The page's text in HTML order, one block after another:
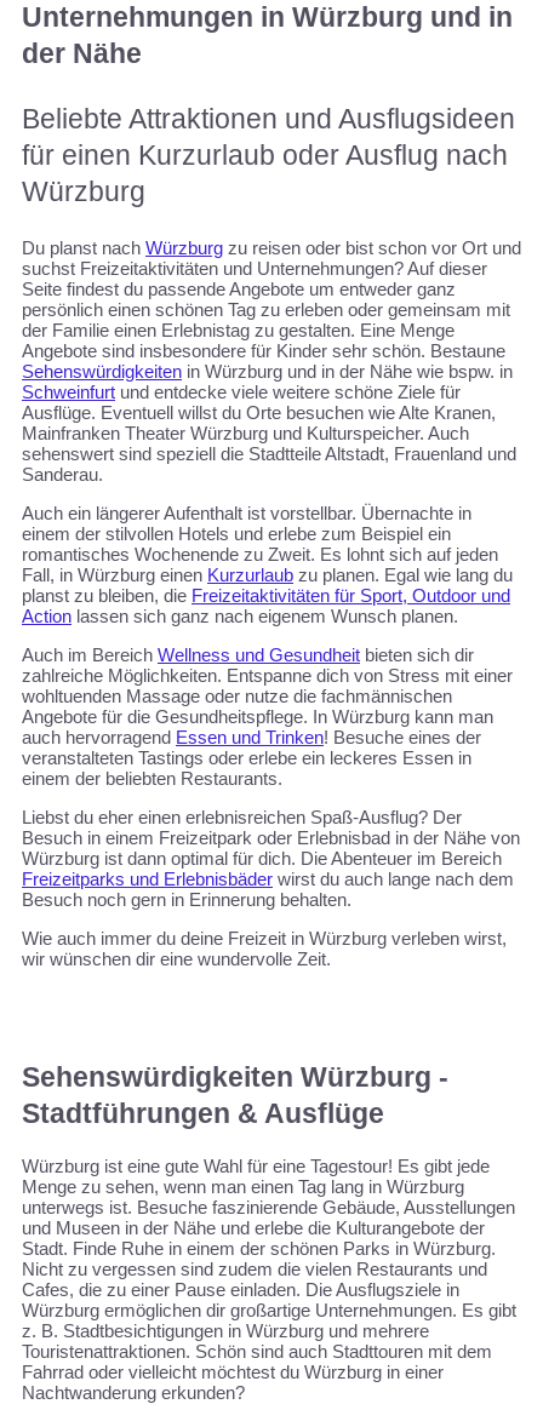
Unternehmungen in Würzburg und in
der Nähe
Beliebte Attraktionen und Ausflugsideen
für einen Kurzurlaub oder Ausflug nach
Würzburg
Du planst nach Würzburg zu reisen oder bist schon vor Ort und
suchst Freizeitaktivitäten und Unternehmungen? Auf dieser
Seite findest du passende Angebote um entweder ganz
persönlich einen schönen Tag zu erleben oder gemeinsam mit
der Familie einen Erlebnistag zu gestalten. Eine Menge
Angebote sind insbesondere für Kinder sehr schön. Bestaune
Sehenswürdigkeiten in Würzburg und in der Nähe wie bspw. in
Schweinfurt und entdecke viele weitere schöne Ziele für
Ausflüge. Eventuell willst du Orte besuchen wie Alte Kranen,
Mainfranken Theater Würzburg und Kulturspeicher. Auch
sehenswert sind speziell die Stadtteile Altstadt, Frauenland und
Sanderau.
Auch ein längerer Aufenthalt ist vorstellbar. Übernachte in
einem der stilvollen Hotels und erlebe zum Beispiel ein
romantisches Wochenende zu Zweit. Es lohnt sich auf jeden
Fall, in Würzburg einen Kurzurlaub zu planen. Egal wie lang du
planst zu bleiben, die Freizeitaktivitäten für Sport, Outdoor und
Action lassen sich ganz nach eigenem Wunsch planen.
Auch im Bereich Wellness und Gesundheit bieten sich dir
zahlreiche Möglichkeiten. Entspanne dich von Stress mit einer
wohltuenden Massage oder nutze die fachmännischen
Angebote für die Gesundheitspflege. In Würzburg kann man
auch hervorragend Essen und Trinken! Besuche eines der
veranstalteten Tastings oder erlebe ein leckeres Essen in
einem der beliebten Restaurants.
Liebst du eher einen erlebnisreichen Spaß-Ausflug? Der
Besuch in einem Freizeitpark oder Erlebnisbad in der Nähe von
Würzburg ist dann optimal für dich. Die Abenteuer im Bereich
Freizeitparks und Erlebnisbäder wirst du auch lange nach dem
Besuch noch gern in Erinnerung behalten.
Wie auch immer du deine Freizeit in Würzburg verleben wirst,
wir wünschen dir eine wundervolle Zeit.
Sehenswürdigkeiten Würzburg -
Stadtführungen & Ausflüge
Würzburg ist eine gute Wahl für eine Tagestour! Es gibt jede
Menge zu sehen, wenn man einen Tag lang in Würzburg
unterwegs ist. Besuche faszinierende Gebäude, Ausstellungen
und Museen in der Nähe und erlebe die Kulturangebote der
Stadt. Finde Ruhe in einem der schönen Parks in Würzburg.
Nicht zu vergessen sind zudem die vielen Restaurants und
Cafes, die zu einer Pause einladen. Die Ausflugsziele in
Würzburg ermöglichen dir großartige Unternehmungen. Es gibt
z. B. Stadtbesichtigungen in Würzburg und mehrere
Touristenattraktionen. Schön sind auch Stadttouren mit dem
Fahrrad oder vielleicht möchtest du Würzburg in einer
Nachtwanderung erkunden?